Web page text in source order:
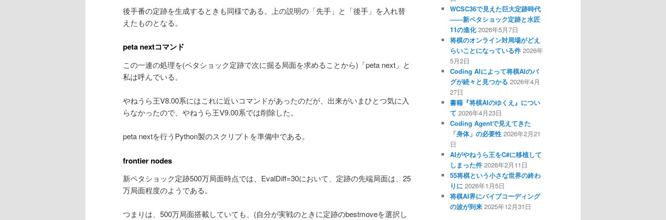
後手番の定跡を生成するときも同様である。上の説明の「先手」と「後手」を入れ替
えたものとなる。
peta nextコマンド
この一連の処理を(ペタショック定跡で次に掘る局面を求めることから)「peta next」と
私は呼んでいる。
やねうら王V8.00系にはこれに近いコマンドがあったのだが、出来がいまひとつ気に入
らなかったので、やねうら王V9.00系では削除した。
peta nextを行うPython製のスクリプトを準備中である。
frontier nodes
新ペタショック定跡500万局面時点では、EvalDiff=30において、定跡の先端局面は、25
万局面程度のようである。
つまりは、500万局面搭載していても、(自分が実戦のときに定跡のbestmoveを選択し
WCSC36で見えた巨大定跡時代
――新ペタショック定跡と水匠
11の進化 2026年5月7日
将棋のオンライン対局場がどえ
らいことになっている件 2026年
5月2日
Coding AIによって将棋AIのバ
グが続々と見つかる 2026年4月
27日
書籍『将棋AIのゆくえ』につい
て 2026年4月23日
Coding Agentで見えてきた
「身体」の必要性 2026年2月21
日
AIがやねうら王をC#に移植して
しまった件 2026年2月11日
55将棋という小さな世界の終わ
りに 2026年1月5日
将棋AI界にバイブコーディング
の波が到来 2025年12月31日